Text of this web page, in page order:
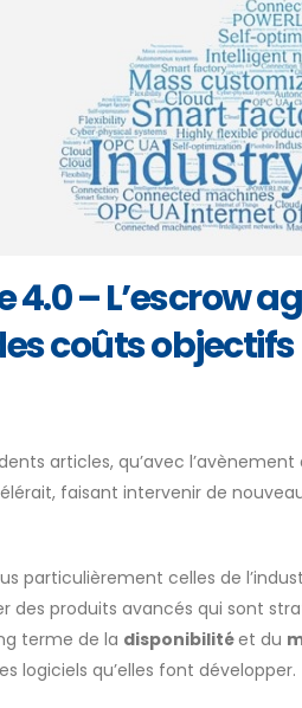
4.0 – L’escrow
coûts objectifs
articles, qu’avec
faisant intervenir de
particulièrement celles de
des produits avancés qui sont
terme de la disponibilitéet du
logiciels qu’elles font développer.